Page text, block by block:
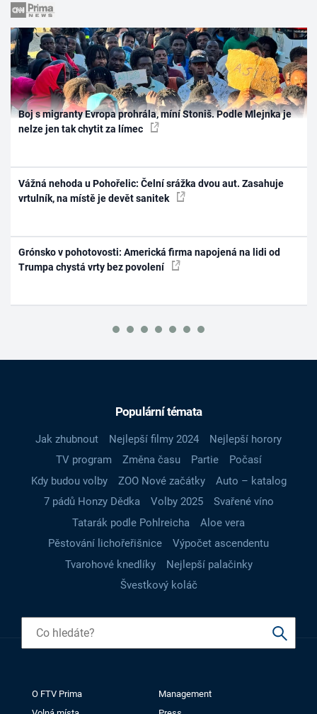
Boj s migranty Evropa prohrála, míní Stoniš. Podle Mlejnka je
nelze jen tak chytit za límec
Vážná nehoda u Pohořelic: Čelní srážka dvou aut. Zasahuje
vrtulník, na místě je devět sanitek
Grónsko v pohotovosti: Americká firma napojená na lidi od
Trumpa chystá vrty bez povolení
Populární témata
Jak zhubnout Nejlepší filmy 2024
Nejlepší horory
TV program
Změna času Partie
Počasí
Kdy budou volby
ZOO Nové začátky
Auto – katalog
7 pádů Honzy Dědka
Volby 2025
Svařené víno
Tatarák podle Pohlreicha
Aloe vera
Pěstování lichořeřišnice
Výpočet ascendentu
Tvarohové knedlíky
Nejlepší palačinky
Švestkový koláč
O FTV Prima
Management